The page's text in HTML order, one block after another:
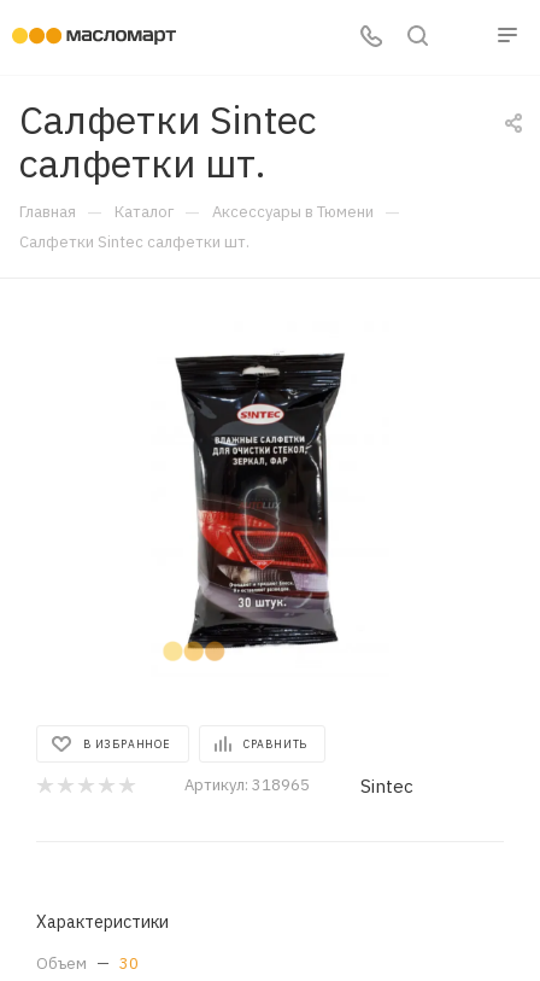
Салфетки Sintec
салфетки шт.
Главная — Каталог — Аксессуары в Тюмени —
Салфетки Sintec салфетки шт.
В ИЗБРАННОЕ СРАВНИТЬ
Артикул: 318965 Sintec
Характеристики
Объем — 30